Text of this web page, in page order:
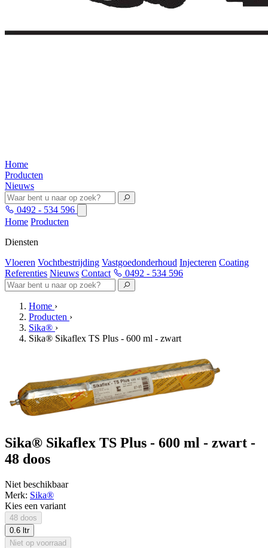
Home
Producten
Nieuws
0492 - 534 596
Home Producten
Diensten
Vloeren Vochtbestrijding Vastgoedonderhoud Injecteren Coating
Referenties Nieuws Contact 0492 - 534 596
Home ›
Producten ›
Sika® ›
Sika® Sikaflex TS Plus - 600 ml - zwart
Sika® Sikaflex TS Plus - 600 ml - zwart -
48 doos
Niet beschikbaar
Merk: Sika®
Kies een variant
48 doos
0.6 ltr
Niet op voorraad